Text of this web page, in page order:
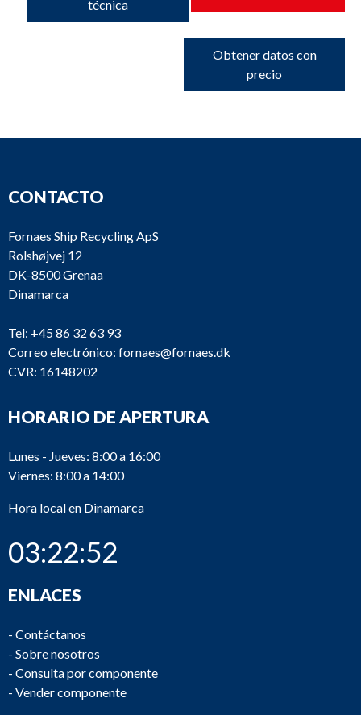
técnica
Obtener datos con
precio
CONTACTO
Fornaes Ship Recycling ApS
Rolshøjvej 12
DK-8500 Grenaa
Dinamarca
Tel: +45 86 32 63 93
Correo electrónico: fornaes@fornaes.dk
CVR: 16148202
HORARIO DE APERTURA
Lunes - Jueves: 8:00 a 16:00
Viernes: 8:00 a 14:00
Hora local en Dinamarca
03:22:52
ENLACES
- Contáctanos
- Sobre nosotros
- Consulta por componente
- Vender componente